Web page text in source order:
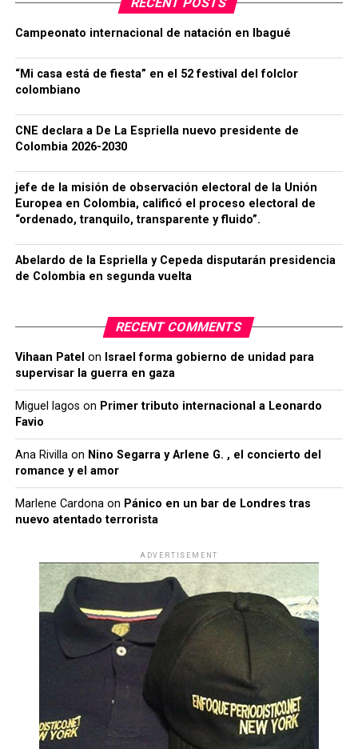
Campeonato internacional de natación en Ibagué
“Mi casa está de fiesta” en el 52 festival del folclor
colombiano
CNE declara a De La Espriella nuevo presidente de
Colombia 2026-2030
jefe de la misión de observación electoral de la Unión
Europea en Colombia, calificó el proceso electoral de
“ordenado, tranquilo, transparente y fluido”.
Abelardo de la Espriella y Cepeda disputarán presidencia
de Colombia en segunda vuelta
RECENT COMMENTS
Vihaan Patel on Israel forma gobierno de unidad para
supervisar la guerra en gaza
Miguel lagos on Primer tributo internacional a Leonardo
Favio
Ana Rivillaon Nino Segarra y Arlene G. , el concierto del
romance y el amor
Marlene Cardonaon Pánico en un bar de Londres tras
nuevo atentado terrorista
ADVERTISEMENT